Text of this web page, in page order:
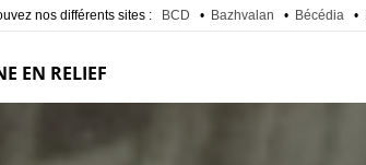
nos différents sites : BCD • Bazhvalan • Bécédia •
EN RELIEF